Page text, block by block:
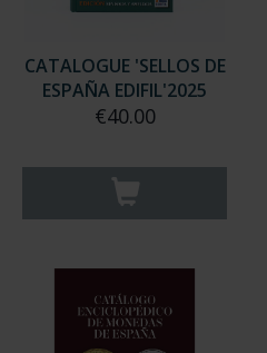
CATALOGUE 'SELLOS DE
ESPAÑA EDIFIL'2025
€40.00